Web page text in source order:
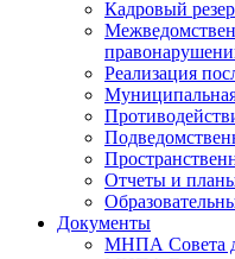
Кадровый
Реализация
Отчеты и
Документы
МНПА Совета